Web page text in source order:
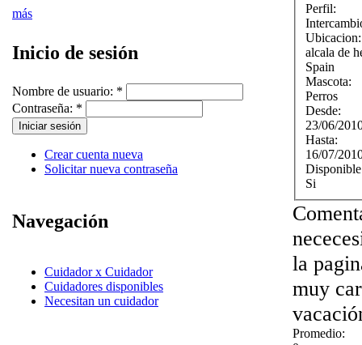
más
Inicio de sesión
Nombre de usuario: *
Contraseña: *
Crear cuenta nueva
Solicitar nueva contraseña
Navegación
Cuidador x Cuidador
Cuidadores disponibles
Necesitan un cuidador
Perfil:
alcala de
Spain
Mascota:
Perros
Desde:
23/06/
Hasta:
16/07/
Si
la
muy
Promedio: